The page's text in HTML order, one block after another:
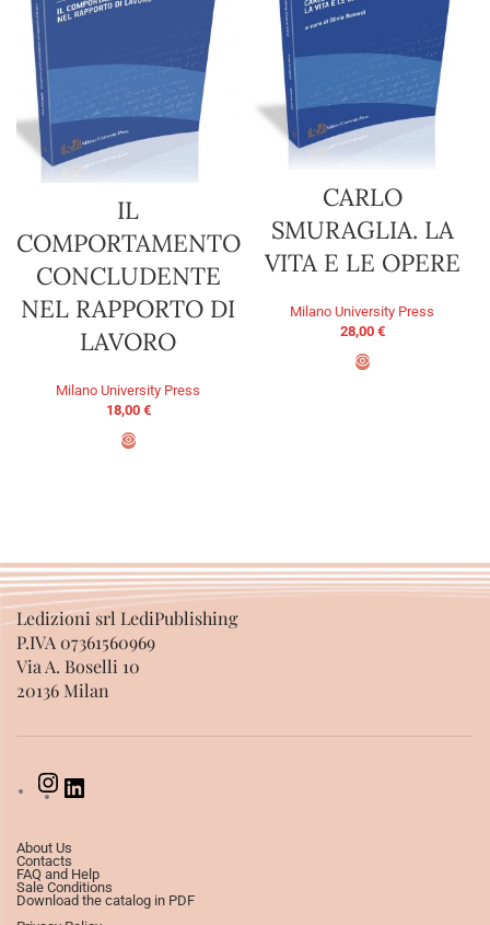
IL
COMPORTAMENTO
CONCLUDENTE
NEL RAPPORTO DI
LAVORO
Milano University Press
18,00 €
CARLO
SMURAGLIA. LA
VITA E LE OPERE
Milano University Press
28,00 €
Ledizioni srl LediPublishing
P.IVA 07361560969
Via A. Boselli 10
20136 Milan
About Us
Contacts
FAQ and Help
Sale Conditions
Download the catalog in PDF